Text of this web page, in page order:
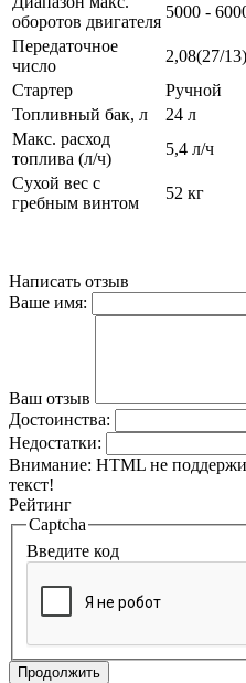
оборотов двигателя
5000 -
Передаточное
число
2,08(27/13)
Стартер
Ручной
Топливный бак, л
24 л
Макс. расход
топлива (л/ч)
5,4 л/ч
Сухой вес с
гребным винтом
52 кг
Написать отзыв
Ваше имя:
Ваш отзыв
Достоинства:
Недостатки:
Внимание: HTML не
текст!
Рейтинг
Captcha
Введите код
Продолжить